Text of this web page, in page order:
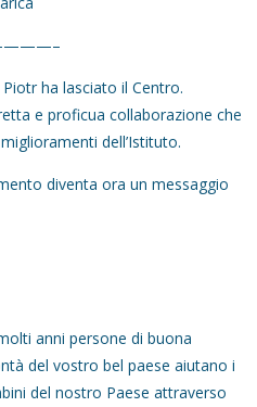
ha lasciato il Centro.
e proficua collaborazione che
dell’Istituto.
diventa ora un messaggio
anni persone di buona
del vostro bel paese aiutano i
del nostro Paese attraverso